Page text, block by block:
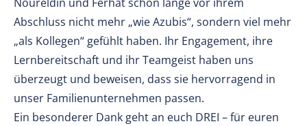
Abschluss nicht mehr „wie Azubis“, sondern viel mehr
„als Kollegen“ gefühlt haben. Ihr Engagement, ihre
Lernbereitschaft und ihr Teamgeist haben uns
überzeugt und beweisen, dass sie hervorragend in
unser Familienunternehmen passen.
Ein besonderer Dank geht an euch DREI – für euren